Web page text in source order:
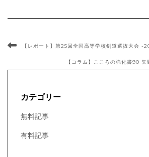
【レポート】第25回全国高等学校剣道選抜大会 -
【コラム】こころの強化書90
カテゴリー
無料記事
有料記事